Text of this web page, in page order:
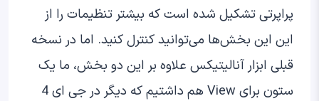
پراپرتی تشکیل شده است که بیشتر تنظیمات را از
این این بخش‌ها می‌توانید کنترل کنید. اما در نسخه
قبلی ابزار آنالیتیکس علاوه بر این دو بخش، ما یک
ستون برای View هم داشتیم که دیگر در جی ای 4